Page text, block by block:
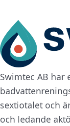
Swimtec AB har
sextiotalet och
och ledande